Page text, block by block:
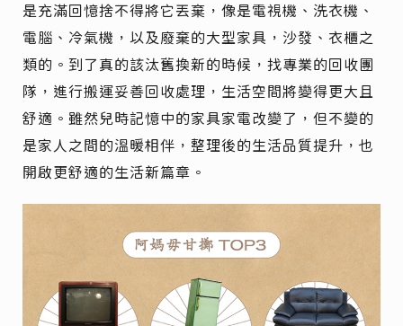
是充滿回憶捨不得將它丟棄，像是電視機、洗衣機、
電腦、冷氣機，以及廢棄的大型家具，沙發、衣櫃之
類的。到了真的該汰舊換新的時候，找專業的回收團
隊 ， 進行搬運妥善回收處理，生活空間將變得更大且
舒適。雖然兒時記憶中的家具家電改變了，但不變的
是家人之間的溫暖相伴，整理後的生活品質提升，也
開啟更舒適的生活新篇章 。